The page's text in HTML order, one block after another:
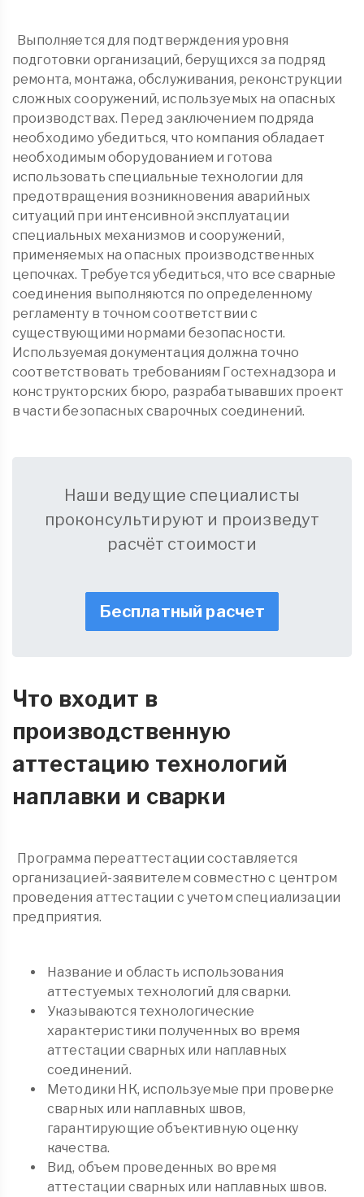
Выполняется для подтверждения уровня
подготовки организаций, берущихся за подряд
ремонта, монтажа, обслуживания, реконструкции
сложных сооружений, используемых на опасных
производствах. Перед заключением подряда
необходимо убедиться, что компания обладает
необходимым оборудованием и готова
использовать специальные технологии для
предотвращения возникновения аварийных
ситуаций при интенсивной эксплуатации
специальных механизмов и сооружений,
применяемых на опасных производственных
цепочках. Требуется убедиться, что все сварные
соединения выполняются по определенному
регламенту в точном соответствии с
существующими нормами безопасности.
Используемая документация должна точно
соответствовать требованиям Гостехнадзора и
конструкторских бюро, разрабатывавших проект
в части безопасных сварочных соединений.
Наши ведущие специалисты
проконсультируют и произведут
расчёт стоимости
Бесплатный расчет
Что входит в
производственную
аттестацию технологий
наплавки и сварки
Программа переаттестации составляется
организацией-заявителем совместно с центром
проведения аттестации с учетом специализации
предприятия.
Название и область использования
аттестуемых технологий для сварки.
Указываются технологические
характеристики полученных во время
аттестации сварных или наплавных
соединений.
Методики НК, используемые при проверке
сварных или наплавных швов,
гарантирующие объективную оценку
качества.
Вид, объем проведенных во время
аттестации сварных или наплавных швов.